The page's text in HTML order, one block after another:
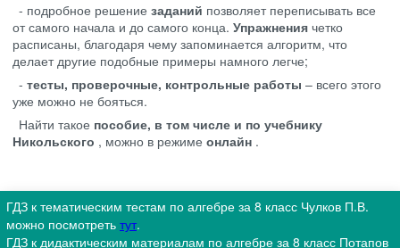
- подробное решение заданий позволяет переписывать все
от самого начала и до самого конца. Упражнения четко
расписаны, благодаря чему запоминается алгоритм, что
делает другие подобные примеры намного легче;
- тесты, проверочные, контрольные работы – всего этого
уже можно не бояться.
Найти такое пособие, в том числе и по учебнику
Никольского , можно в режиме онлайн .
ГДЗ к тематическим тестам по алгебре за 8 класс Чулков П.В.
можно посмотреть тут.
ГДЗ к дидактическим материалам по алгебре за 8 класс Потапов